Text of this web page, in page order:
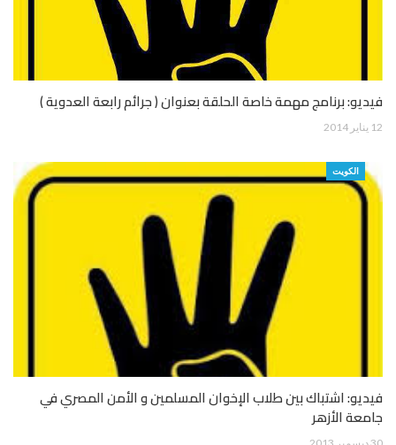
فيديو: برنامج مهمة خاصة الحلقة بعنوان ( جرائم رابعة العدوية )
12 يناير 2014
الكويت
فيديو: اشتباك بين طلاب الإخوان المسلمين و الأمن المصري في
جامعة الأزهر